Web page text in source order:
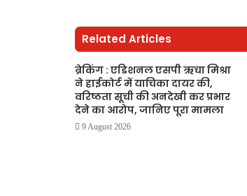
Related Articles
ब्रेकिंग : एडिशनल एसपी ऋचा मिश्रा
ने हाईकोर्ट में याचिका दायर की,
वरिष्ठता सूची की अनदेखी कर प्रभार
देने का आरोप, जानिए पूरा मामला
9 August 2026